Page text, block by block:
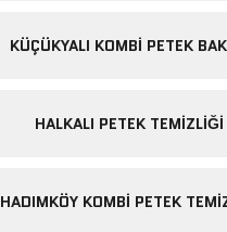
KÜÇÜKYALI KOMBI PETEK
HALKALI PETEK TEMIZLIĞI
HADIMKÖY KOMBI PETEK